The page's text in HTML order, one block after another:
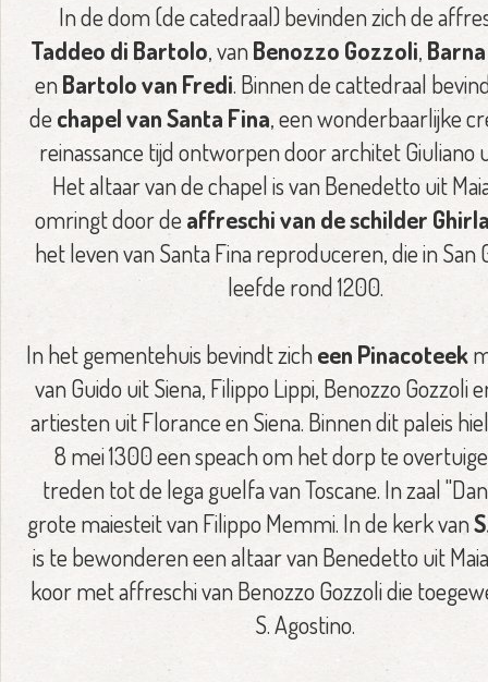
In de dom (de catedraal) bevinden zich de
Taddeo di Bartolo, vanBenozzo Gozzoli,
enBartolo van Fredi. Binnen de cattedraal
dechapel van Santa Fina, een wonderbaarlijke
reinassance tijd ontworpen door architet Giuliano
Het altaar van de chapel is van Benedetto uit
omringt door de affreschi van de schilder
het leven van Santa Fina reproduceren, die in San
leefde rond 1200.
In het gementehuis bevindt zicheen Pinacoteek
van Guido uit Siena, Filippo Lippi, Benozzo Gozzoli
artiesten uit Florance en Siena. Binnen dit paleis
8 mei 1300 een speach om het dorp te
treden tot de lega guelfa van Toscane. In zaal
grote maiesteit van Filippo Memmi. In de kerk van
is te bewonderen een altaar van Benedetto uit
koor met affreschi van Benozzo Gozzoli die
S. Agostino.